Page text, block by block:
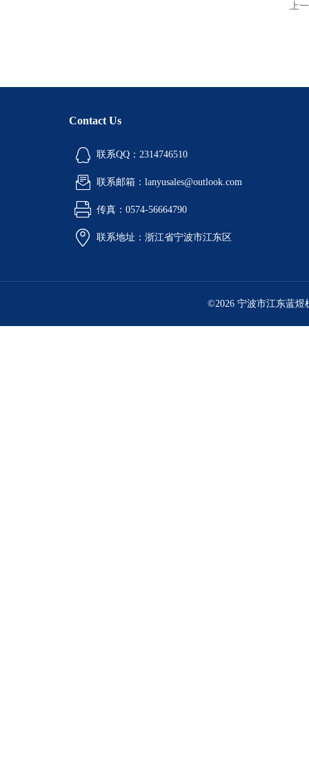
上
Contact Us
联系QQ：2314746510
联系邮箱：lanyusales@outlook.com
传真：0574-56664790
联系地址：浙江省宁波市江东区
©2026 宁波市江东蓝